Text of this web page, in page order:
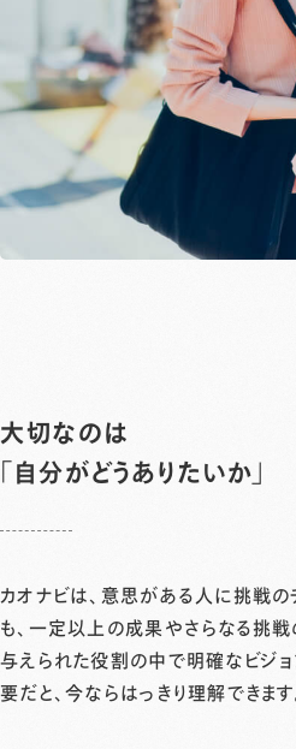
大切なのは
「自分がどうありたいか」
カオナビは、意思がある人に挑戦の
も、一定以上の成果やさらなる挑戦
与えられた役割の中で明確なビジョ
要だと、今ならはっきり理解できます